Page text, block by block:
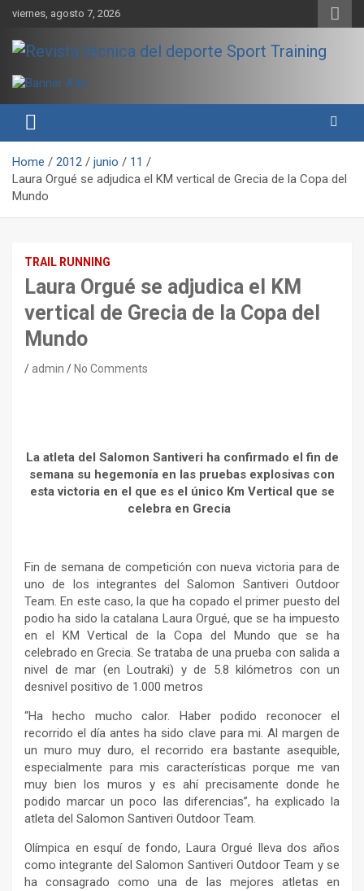
Skip
content
viernes, agosto 7, 2026
Revista técnica del deporte
Sport Training
rendimiento, nutrición y entrenamiento.
Home 2012 junio
11
Laura Orgué se adjudica el KM vertical de Grecia de la Copa del
Mundo
TRAIL RUNNING
Laura Orgué se adjudica el KM
vertical de Grecia de la Copa del
Mundo
admin No Comments
La atleta del Salomon Santiveri ha confirmado el fin de
semana su hegemonía en las pruebas explosivas con
esta victoria en el que es el único Km Vertical que se
celebra en Grecia
Fin de semana de competición con nueva victoria para de
uno de los integrantes del Salomon Santiveri Outdoor
Team. En este caso, la que ha copado el primer puesto del
podio ha sido la catalana Laura Orgué, que se ha impuesto
en el KM Vertical de la Copa del Mundo que se ha
celebrado en Grecia. Se trataba de una prueba con salida a
nivel de mar (en Loutraki) y de 5.8 kilómetros con un
desnivel positivo de 1.000 metros
“Ha hecho mucho calor. Haber podido reconocer el
recorrido el día antes ha sido clave para mi. Al margen de
un muro muy duro, el recorrido era bastante asequible,
especialmente para mis características porque me van
muy bien los muros y es ahí precisamente donde he
podido marcar un poco las diferencias”, ha explicado la
atleta del Salomon Santiveri Outdoor Team.
Olímpica en esquí de fondo, Laura Orgué lleva dos años
como integrante del Salomon Santiveri Outdoor Team y se
ha consagrado como una de las mejores atletas en